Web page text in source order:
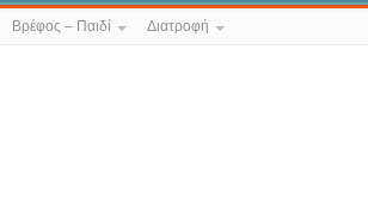
Βρέφος – Παιδί Διατροφή